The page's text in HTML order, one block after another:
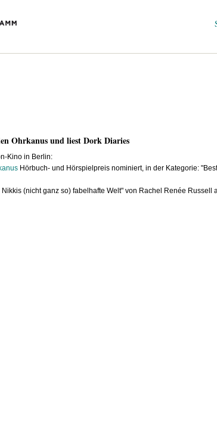
Ohrkanus und liest Dork Diaries
Kino in Berlin:
Hörbuch- und Hörspielpreis nominiert, in der Kategorie:
Nikkis (nicht ganz so) fabelhafte Welt" von Rachel Renée Russell